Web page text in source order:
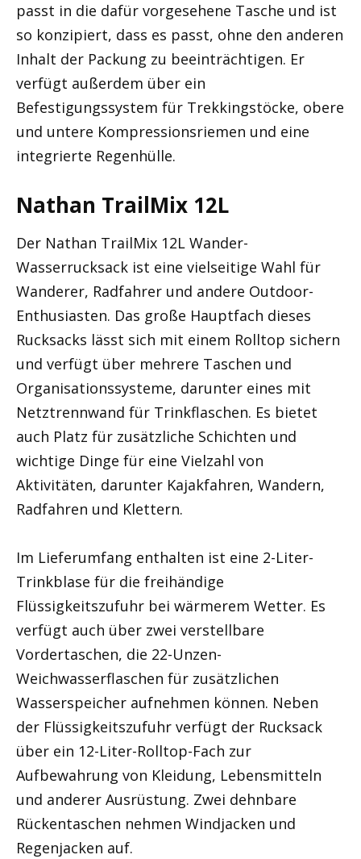
passt in die dafür vorgesehene Tasche und ist
so konzipiert, dass es passt, ohne den anderen
Inhalt der Packung zu beeinträchtigen. Er
verfügt außerdem über ein
Befestigungssystem für Trekkingstöcke, obere
und untere Kompressionsriemen und eine
integrierte Regenhülle.
Nathan TrailMix 12L
Der Nathan TrailMix 12L Wander-
Wasserrucksack ist eine vielseitige Wahl für
Wanderer, Radfahrer und andere Outdoor-
Enthusiasten. Das große Hauptfach dieses
Rucksacks lässt sich mit einem Rolltop sichern
und verfügt über mehrere Taschen und
Organisationssysteme, darunter eines mit
Netztrennwand für Trinkflaschen. Es bietet
auch Platz für zusätzliche Schichten und
wichtige Dinge für eine Vielzahl von
Aktivitäten, darunter Kajakfahren, Wandern,
Radfahren und Klettern.
Im Lieferumfang enthalten ist eine 2-Liter-
Trinkblase für die freihändige
Flüssigkeitszufuhr bei wärmerem Wetter. Es
verfügt auch über zwei verstellbare
Vordertaschen, die 22-Unzen-
Weichwasserflaschen für zusätzlichen
Wasserspeicher aufnehmen können. Neben
der Flüssigkeitszufuhr verfügt der Rucksack
über ein 12-Liter-Rolltop-Fach zur
Aufbewahrung von Kleidung, Lebensmitteln
und anderer Ausrüstung. Zwei dehnbare
Rückentaschen nehmen Windjacken und
Regenjacken auf.